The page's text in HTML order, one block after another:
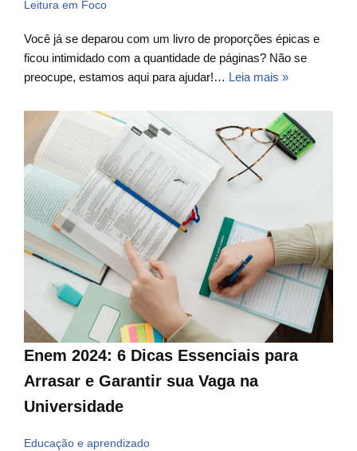
Leitura em Foco
Você já se deparou com um livro de proporções épicas e
ficou intimidado com a quantidade de páginas? Não se
preocupe, estamos aqui para ajudar!… Leia mais »
Enem 2024: 6 Dicas Essenciais para
Arrasar e Garantir sua Vaga na
Universidade
Educação e aprendizado